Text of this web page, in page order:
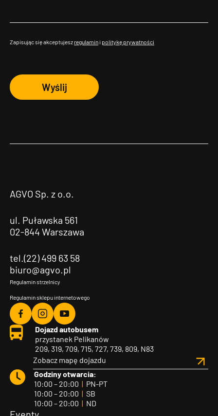
Zapisując się akceptujesz regulamin i politykę prywatności
Wyślij
AGVO Sp. z o.o.
ul. Puławska 561
02-844 Warszawa
tel.(22) 499 63 58
biuro@agvo.pl
Regulamin strzelnicy
Regulamin sklepu internetowego
Agvo
Facebook
Agvo
Instagram
Agvo
YouTube
Dojazd autobusem
przystanek Pelikanów
209, 319, 709, 715, 727, 739, 809, N83
Zobacz mapę dojazdu
Godziny otwarcia:
10:00 – 20:00 | PN-PT
10:00 – 20:00 | SB
10:00 – 20:00 | ND